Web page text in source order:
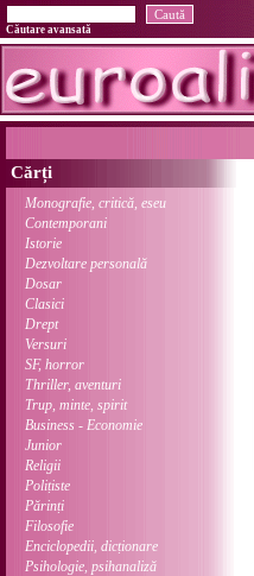
Căutare avansată
Cărți
Monografie, critică, eseu
Contemporani
Istorie
Dezvoltare personală
Dosar
Clasici
Drept
Versuri
SF, horror
Thriller, aventuri
Trup, minte, spirit
Business - Economie
Junior
Religii
Polițiste
Părinți
Filosofie
Enciclopedii, dicționare
Psihologie, psihanaliză